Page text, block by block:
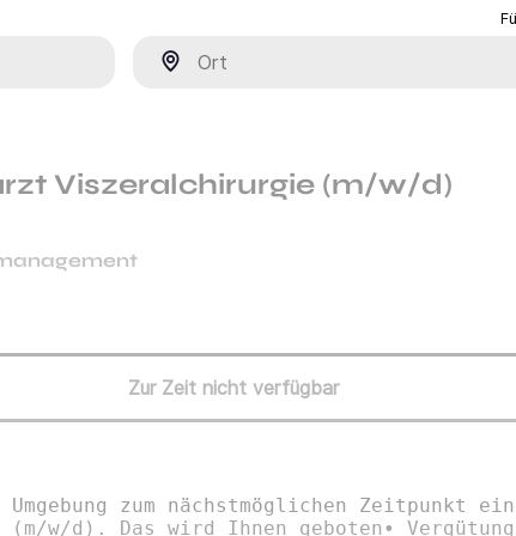
Viszeralchirurgie (m/w/d)
Zur Zeit nicht verfügbar
zum nächstmöglichen Zeitpunkt
w/d). Das wird Ihnen geboten•